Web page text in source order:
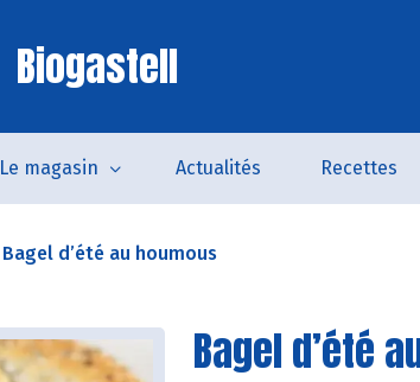
Biogastell
Le magasin Actualités Recettes
Bagel d’été au houmous
Bagel d’été